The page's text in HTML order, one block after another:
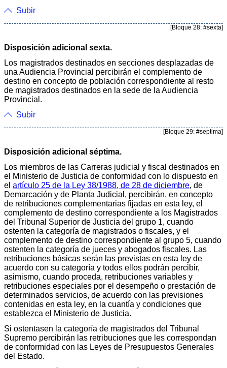
Subir
[Bloque 28: #sexta]
Disposición adicional sexta.
Los magistrados destinados en secciones desplazadas de
una Audiencia Provincial percibirán el complemento de
destino en concepto de población correspondiente al resto
de magistrados destinados en la sede de la Audiencia
Provincial.
Subir
[Bloque 29: #septima]
Disposición adicional séptima.
Los miembros de las Carreras judicial y fiscal destinados en
el Ministerio de Justicia de conformidad con lo dispuesto en
el artículo 25 de la Ley 38/1988, de 28 de diciembre, de
Demarcación y de Planta Judicial, percibirán, en concepto
de retribuciones complementarias fijadas en esta ley, el
complemento de destino correspondiente a los Magistrados
del Tribunal Superior de Justicia del grupo 1, cuando
ostenten la categoría de magistrados o fiscales, y el
complemento de destino correspondiente al grupo 5, cuando
ostenten la categoría de jueces y abogados fiscales. Las
retribuciones básicas serán las previstas en esta ley de
acuerdo con su categoría y todos ellos podrán percibir,
asimismo, cuando proceda, retribuciones variables y
retribuciones especiales por el desempeño o prestación de
determinados servicios, de acuerdo con las previsiones
contenidas en esta ley, en la cuantía y condiciones que
establezca el Ministerio de Justicia.
Si ostentasen la categoría de magistrados del Tribunal
Supremo percibirán las retribuciones que les correspondan
de conformidad con las Leyes de Presupuestos Generales
del Estado.